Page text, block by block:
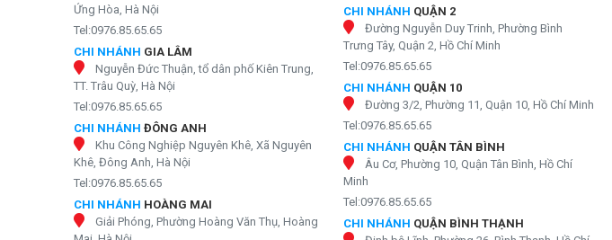
Ứng Hòa, Hà Nội
Tel:0976.85.65.65
CHI NHÁNH GIA LÂM
Nguyễn Đức Thuận, tổ dân phố Kiên Trung,
TT. Trâu Quỳ, Hà Nội
Tel:0976.85.65.65
CHI NHÁNH ĐÔNG ANH
Khu Công Nghiệp Nguyên Khê, Xã Nguyên
Khê, Đông Anh, Hà Nội
Tel:0976.85.65.65
CHI NHÁNH HOÀNG MAI
Giải Phóng, Phường Hoàng Văn Thụ, Hoàng
CHI NHÁNH QUẬN 2
Đường Nguyễn Duy Trinh, Phường Bình
Trưng Tây, Quận 2, Hồ Chí Minh
Tel:0976.85.65.65
CHI NHÁNH QUẬN 10
Đường 3/2, Phường 11, Quận 10, Hồ Chí Minh
Tel:0976.85.65.65
CHI NHÁNH QUẬN TÂN BÌNH
Âu Cơ, Phường 10, Quận Tân Bình, Hồ Chí
Minh
Tel:0976.85.65.65
CHI NHÁNH QUẬN BÌNH THẠNH